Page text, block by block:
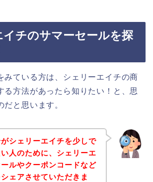
イチのサマーセールを探
みている方は、シェリーエイチの商
る方法があったら知りたい！と、思
だと思います。
シェリーエイチを少しで
人のために、シェリーエ
ルやクーポンコードなど
ェアさせていただきま